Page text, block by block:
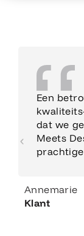
Een
dat we
Meets
Annemarie
Klant